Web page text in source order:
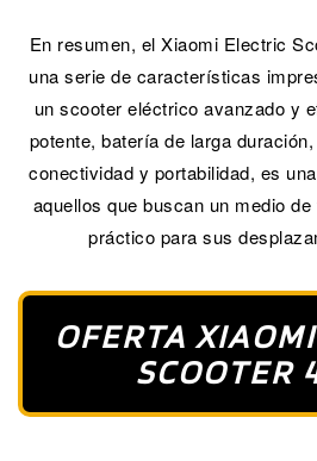
En resumen, el Xiaomi Electric
una serie de características
un scooter eléctrico avanzado y
potente, batería de larga
conectividad y portabilidad, es
aquellos que buscan un medio
práctico para sus
OFERTA
SCOOTER